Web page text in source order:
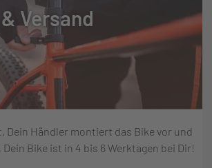
& Versand
Dein Händler montiert das Bike vor und
Dein Bike ist in 4 bis 6 Werktagen bei Dir!